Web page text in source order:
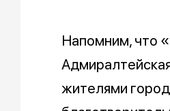
Напомним, что
жителями